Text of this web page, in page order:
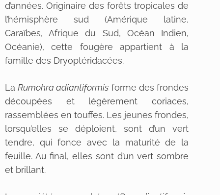
d’années. Originaire des forêts tropicales de
l’hémisphère sud (Amérique latine,
Caraïbes, Afrique du Sud, Océan Indien,
Océanie), cette fougère appartient à la
famille des Dryoptéridacées.
LaRumohra adiantiformis forme des frondes
découpées et légèrement coriaces,
rassemblées en touffes. Les jeunes frondes,
lorsqu’elles se déploient, sont d’un vert
tendre, qui fonce avec la maturité de la
feuille. Au final, elles sont d’un vert sombre
et brillant.